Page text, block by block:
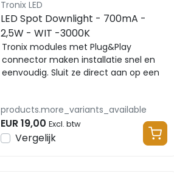
Tronix LED
LED Spot Downlight - 700mA -
2,5W - WIT -3000K
Tronix modules met Plug&Play
connector maken installatie snel en
eenvoudig. Sluit ze direct aan op een
products.more_variants_available
EUR 19,00 Excl. btw
Vergelijk